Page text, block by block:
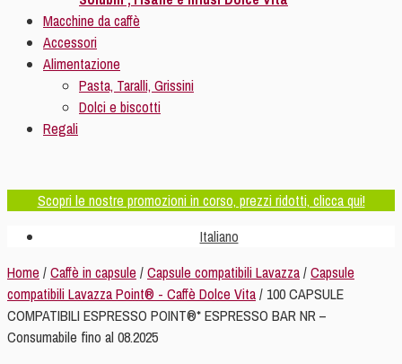
Macchine da caffè
Accessori
Alimentazione
Pasta, Taralli, Grissini
Dolci e biscotti
Regali
Scopri le nostre promozioni in corso, prezzi ridotti, clicca qui!
Italiano
Home /Caffè in capsule /Capsule compatibili Lavazza/Capsule
compatibili Lavazza Point® - Caffè Dolce Vita/ 100 CAPSULE
COMPATIBILI ESPRESSO POINT®* ESPRESSO BAR NR –
Consumabile fino al 08.2025